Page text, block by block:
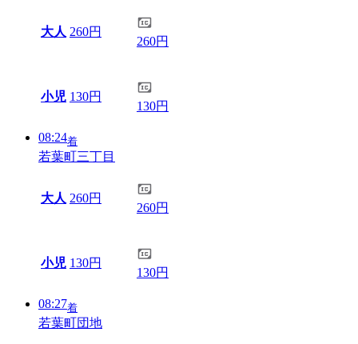
大人 260円
260円
小児 130円
130円
08:24着
若葉町三丁目
大人 260円
260円
小児 130円
130円
08:27着
若葉町団地